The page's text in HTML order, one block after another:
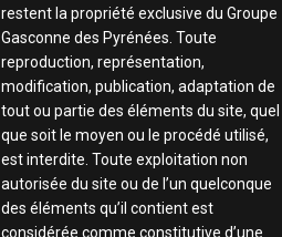
restent la propriété exclusive du Groupe
Gasconne des Pyrénées. Toute
reproduction, représentation,
modification, publication, adaptation de
tout ou partie des éléments du site, quel
que soit le moyen ou le procédé utilisé,
est interdite. Toute exploitation non
autorisée du site ou de l’un quelconque
des éléments qu’il contient est
considérée comme constitutive d’une